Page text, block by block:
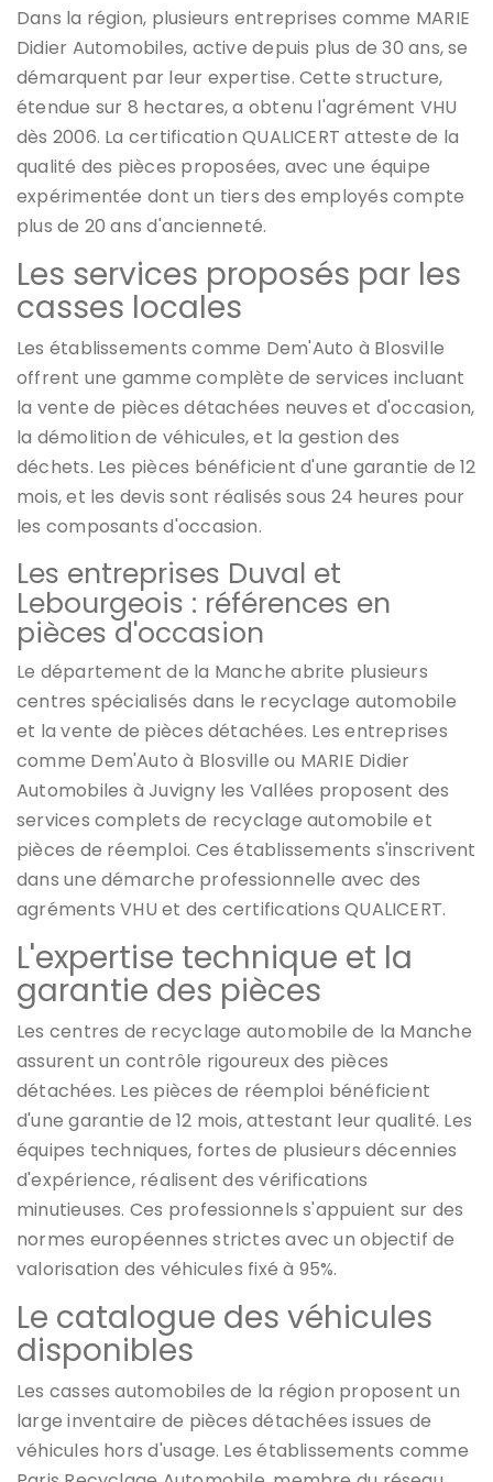
Dans la région, plusieurs entreprises comme MARIE
Didier Automobiles, active depuis plus de 30 ans, se
démarquent par leur expertise. Cette structure,
étendue sur 8 hectares, a obtenu l'agrément VHU
dès 2006. La certification QUALICERT atteste de la
qualité des pièces proposées, avec une équipe
expérimentée dont un tiers des employés compte
plus de 20 ans d'ancienneté.
Les services proposés par les
casses locales
Les établissements comme Dem'Auto à Blosville
offrent une gamme complète de services incluant
la vente de pièces détachées neuves et d'occasion,
la démolition de véhicules, et la gestion des
déchets. Les pièces bénéficient d'une garantie de 12
mois, et les devis sont réalisés sous 24 heures pour
les composants d'occasion.
Les entreprises Duval et
Lebourgeois : références en
pièces d'occasion
Le département de la Manche abrite plusieurs
centres spécialisés dans le recyclage automobile
et la vente de pièces détachées. Les entreprises
comme Dem'Auto à Blosville ou MARIE Didier
Automobiles à Juvigny les Vallées proposent des
services complets de recyclage automobile et
pièces de réemploi. Ces établissements s'inscrivent
dans une démarche professionnelle avec des
agréments VHU et des certifications QUALICERT.
L'expertise technique et la
garantie des pièces
Les centres de recyclage automobile de la Manche
assurent un contrôle rigoureux des pièces
détachées. Les pièces de réemploi bénéficient
d'une garantie de 12 mois, attestant leur qualité. Les
équipes techniques, fortes de plusieurs décennies
d'expérience, réalisent des vérifications
minutieuses. Ces professionnels s'appuient sur des
normes européennes strictes avec un objectif de
valorisation des véhicules fixé à 95%.
Le catalogue des véhicules
disponibles
Les casses automobiles de la région proposent un
large inventaire de pièces détachées issues de
véhicules hors d'usage. Les établissements comme